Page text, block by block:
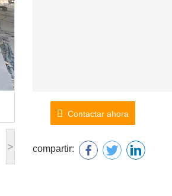
>
Contactar ahora
compartir: